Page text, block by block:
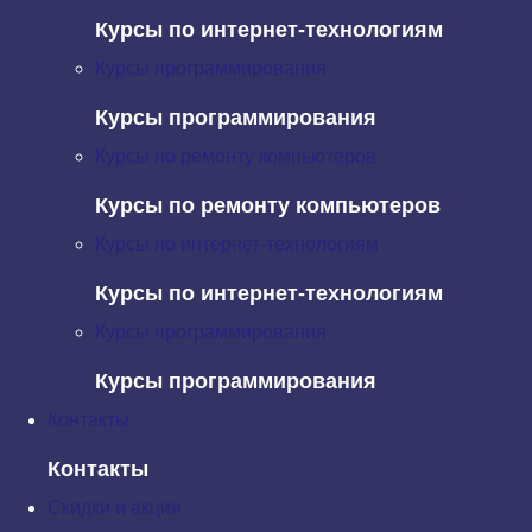
Курсы по интернет-технологиям
Курсы программирования
Курсы по ремонту компьютеров
Курсы по интернет-технологиям
Курсы программирования
Контакты
результат, советуем сделать для каждого запроса
Отличный эффект получается, если объединить
несколько похожих запросов в одно словосочетание
Например:
«придумать название»;
«как самостоятельно придумать название»;
самостоятельно придумать название для сайта»